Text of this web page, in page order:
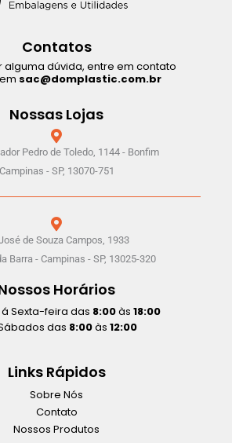
Contatos
alguma dúvida, entre em contato
sac@domplastic.com.br
Nossas Lojas
Pedro de Toledo, 1144 - Bonfim
Campinas - SP, 13070-751
de Souza Campos, 1933
Barra - Campinas - SP, 13025-320
Horários
Sexta-feira das 8:00às 18:00
das 8:00às 12:00
Links Rápidos
Sobre Nós
Contato
Nossos Produtos